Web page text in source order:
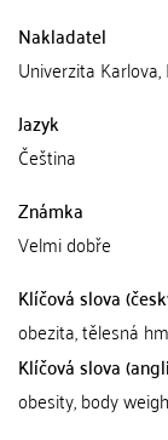
Nakladatel
Univerzita
Jazyk
Čeština
Známka
Velmi dobře
Klíčová slova
obezita, tělesná
Klíčová slova
obesity, body